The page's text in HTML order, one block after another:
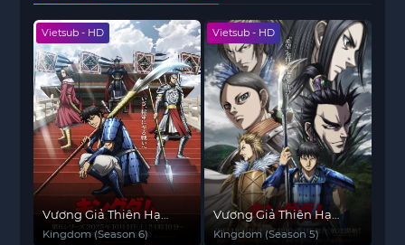
Vietsub - HD
Vương Giả Thiên Hạ
(Mùa 6)
Kingdom (Season 6)
Vietsub - HD
Vương Giả Thiên Hạ
(Mùa 5)
Kingdom (Season 5)